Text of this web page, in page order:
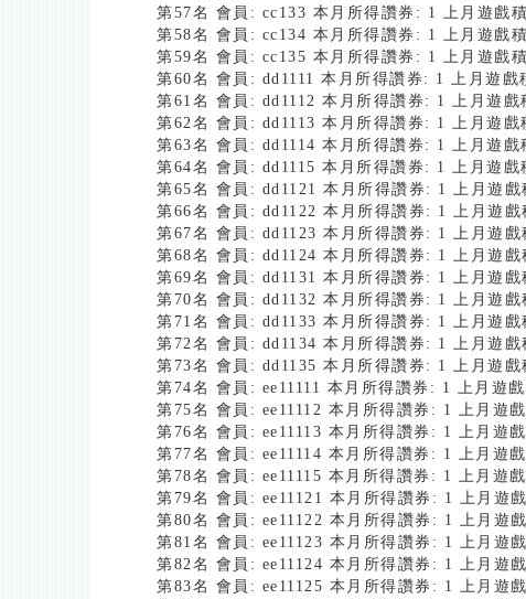
第57名 會員: cc133 本月所得讚券: 1 上月遊戲
第58名 會員: cc134 本月所得讚券: 1 上月遊戲
第59名 會員: cc135 本月所得讚券: 1 上月遊戲
第60名 會員: dd1111 本月所得讚券: 1 上月遊
第61名 會員: dd1112 本月所得讚券: 1 上月遊
第62名 會員: dd1113 本月所得讚券: 1 上月遊
第63名 會員: dd1114 本月所得讚券: 1 上月遊
第64名 會員: dd1115 本月所得讚券: 1 上月遊
第65名 會員: dd1121 本月所得讚券: 1 上月遊
第66名 會員: dd1122 本月所得讚券: 1 上月遊
第67名 會員: dd1123 本月所得讚券: 1 上月遊
第68名 會員: dd1124 本月所得讚券: 1 上月遊
第69名 會員: dd1131 本月所得讚券: 1 上月遊
第70名 會員: dd1132 本月所得讚券: 1 上月遊
第71名 會員: dd1133 本月所得讚券: 1 上月遊
第72名 會員: dd1134 本月所得讚券: 1 上月遊
第73名 會員: dd1135 本月所得讚券: 1 上月遊
第74名 會員: ee11111 本月所得讚券: 1 上月遊
第75名 會員: ee11112 本月所得讚券: 1 上月遊
第76名 會員: ee11113 本月所得讚券: 1 上月遊
第77名 會員: ee11114 本月所得讚券: 1 上月遊
第78名 會員: ee11115 本月所得讚券: 1 上月遊
第79名 會員: ee11121 本月所得讚券: 1 上月遊
第80名 會員: ee11122 本月所得讚券: 1 上月遊
第81名 會員: ee11123 本月所得讚券: 1 上月遊
第82名 會員: ee11124 本月所得讚券: 1 上月遊
第83名 會員: ee11125 本月所得讚券: 1 上月遊